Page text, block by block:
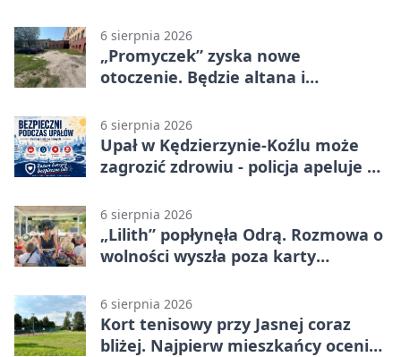
6 sierpnia 2026
„Promyczek” zyska nowe
otoczenie. Będzie altana i
6 sierpnia 2026
Upał w Kędzierzynie-Koźlu może
zagrozić zdrowiu - policja apeluje o
6 sierpnia 2026
„Lilith” popłynęła Odrą. Rozmowa o
wolności wyszła poza karty
6 sierpnia 2026
Kort tenisowy przy Jasnej coraz
bliżej. Najpierw mieszkańcy ocenią